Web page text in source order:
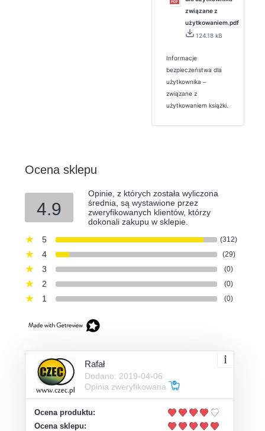
związane z
użytkowaniem.pdf
124.18 kB
Informacje
bezpieczeństwa dla
użytkownika ‒
związane z
użytkowaniem książki.
Ocena sklepu
4.9
Opinie, z których została wyliczona
średnia, są wystawione przez
zweryfikowanych klientów, którzy
dokonali zakupu w sklepie.
5
(312)
4 (29)
3 (0)
2 (0)
1 (0)
Rafał
Dodano: 2019-04-06
Opinia zweryfikowana
Ocena produktu:
Ocena sklepu: